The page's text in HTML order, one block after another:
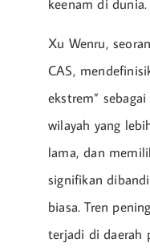
keenam di dunia.
Xu Wenru,
CAS,
ekstrem”
wilayah yang
lama, dan
signifikan
biasa. Tren
terjadi di daerah